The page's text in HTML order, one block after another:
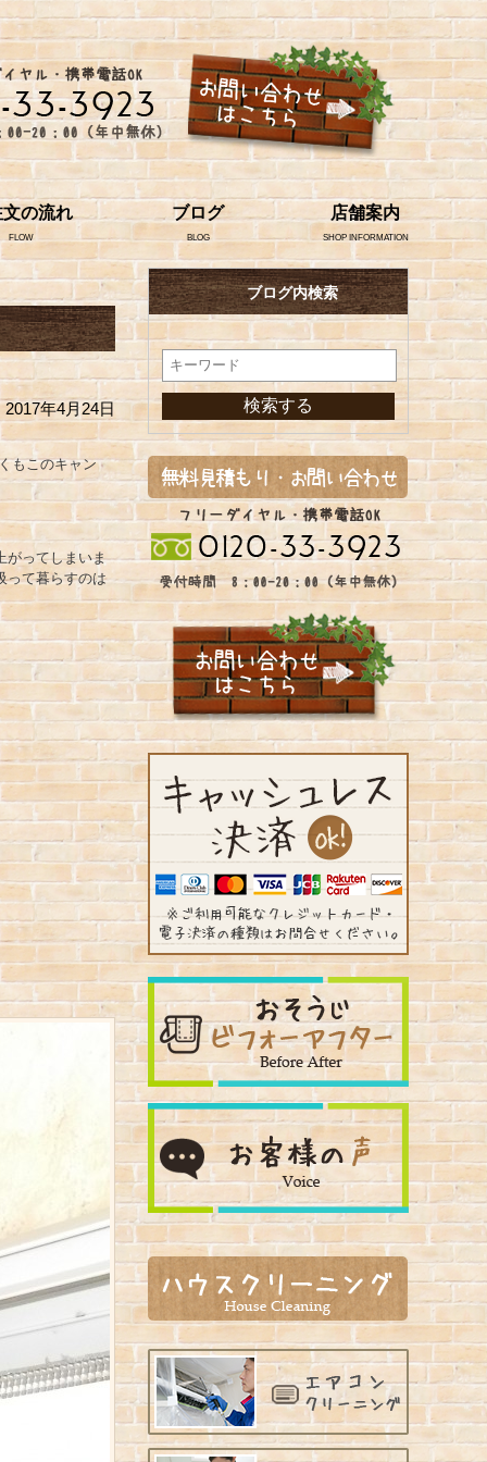
文の流れ
FLOW
ブログ
BLOG
店舗案内
SHOP INFORMATION
2017年4月24日
もこのキャン
がってしまいま
って暮らすのは
ブログ内検索